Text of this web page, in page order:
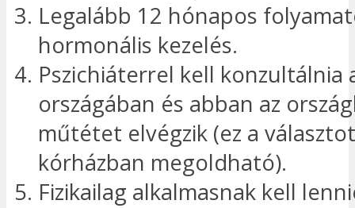
Legalább 12 hónapos
hormonális kezelés.
Pszichiáterrel kell konzultálnia
országában és abban az
műtétet elvégzik (ez a
kórházban megoldható).
Fizikailag alkalmasnak kell